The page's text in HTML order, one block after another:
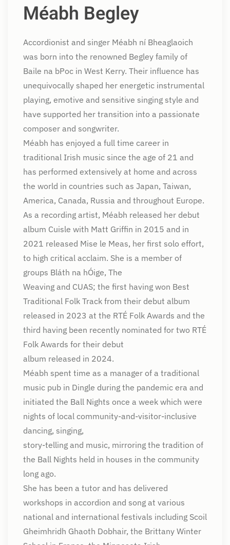
Méabh Begley
Accordionist and singer Méabh ní Bheaglaoich
was born into the renowned Begley family of
Baile na bPoc in West Kerry. Their influence has
unequivocally shaped her energetic instrumental
playing, emotive and sensitive singing style and
have supported her transition into a passionate
composer and songwriter.
Méabh has enjoyed a full time career in
traditional Irish music since the age of 21 and
has performed extensively at home and across
the world in countries such as Japan, Taiwan,
America, Canada, Russia and throughout Europe.
As a recording artist, Méabh released her debut
album Cuisle with Matt Griffin in 2015 and in
2021 released Mise le Meas, her first solo effort,
to high critical acclaim. She is a member of
groups Bláth na hÓige, The
Weaving and CUAS; the first having won Best
Traditional Folk Track from their debut album
released in 2023 at the RTÉ Folk Awards and the
third having been recently nominated for two RTÉ
Folk Awards for their debut
album released in 2024.
Méabh spent time as a manager of a traditional
music pub in Dingle during the pandemic era and
initiated the Ball Nights once a week which were
nights of local community-and-visitor-inclusive
dancing, singing,
story-telling and music, mirroring the tradition of
the Ball Nights held in houses in the community
long ago.
She has been a tutor and has delivered
workshops in accordion and song at various
national and international festivals including Scoil
Gheimhridh Ghaoth Dobhair, the Brittany Winter